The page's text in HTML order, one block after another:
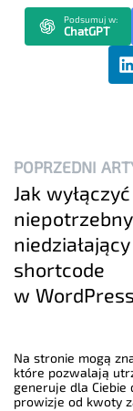
Podsumuj w:
ChatGPT
POPRZEDNI
Jak wyłączyć
niedziałający
shortcode
w
Na stronie mogą
które pozwalają
generuje dla
prowizje od kwoty